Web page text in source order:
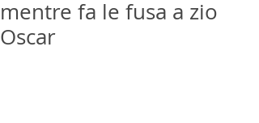
mentre fa le fusa a zio
Oscar